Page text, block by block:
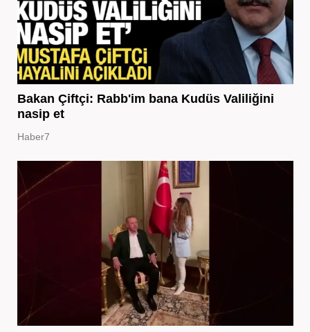
Bakan Çiftçi: Rabb'im bana Kudüs Valiliğini
nasip et
Haber7